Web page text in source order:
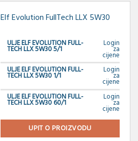
Elf Evolution FullTech LLX 5W30
ULJE ELF EVOLUTION FULL-
TECH LLX 5W30 5/1
Login
za
cijene
ULJE ELF EVOLUTION FULL-
TECH LLX 5W30 1/1
Login
za
cijene
ULJE ELF EVOLUTION FULL-
TECH LLX 5W30 60/1
Login
za
cijene
UPIT O PROIZVODU